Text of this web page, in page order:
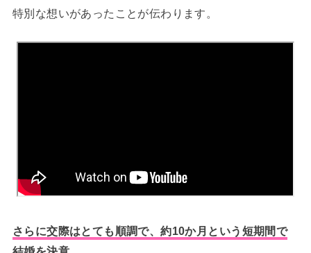
特別な想いがあったことが伝わります。
さらに交際はとても順調で、約10か月という短期間で